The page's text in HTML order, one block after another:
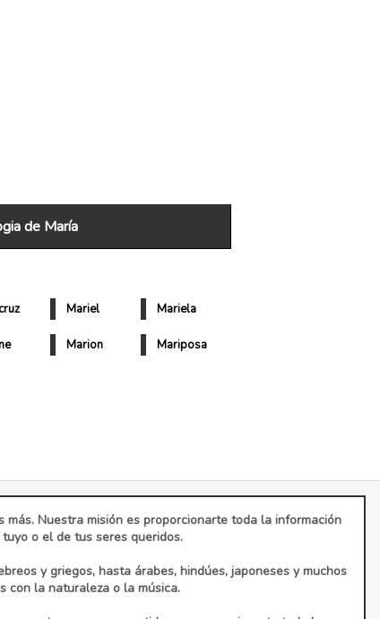
de María
Mariel Mariela
Marion Mariposa
Nuestra misión es proporcionarte toda la información
o el de tus seres queridos.
y griegos, hasta árabes, hindúes, japoneses y muchos
con la naturaleza o la música.